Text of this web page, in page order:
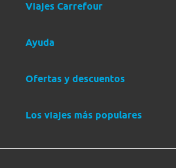
Viajes Carrefour
Ayuda
Ofertas y descuentos
Los viajes más populares